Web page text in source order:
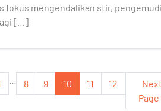
fokus mengendalikan stir,
[…]
8 9 10 11 12
Page